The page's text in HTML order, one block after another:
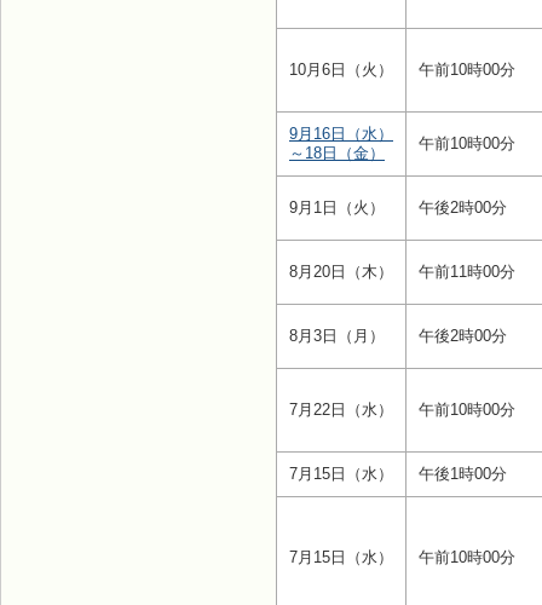
10月6日（火） 午前10時00分
9月16日（水）
～18日（金）
午前10時00分
9月1日（火） 午後2時00分
8月20日（木） 午前11時00分
8月3日（月） 午後2時00分
7月22日（水） 午前10時00分
7月15日（水） 午後1時00分
7月15日（水） 午前10時00分